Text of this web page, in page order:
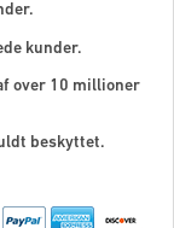
kunder.
over 10 millioner
beskyttet.